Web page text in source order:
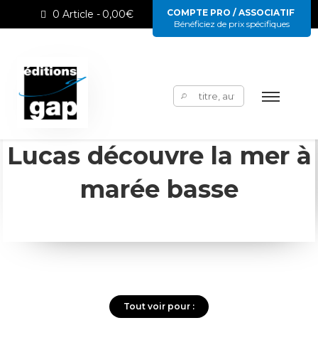
0 Article 0,00€
COMPTE PRO / ASSOCIATIF
Bénéficiez de prix spécifiques
Rechercher :
Lucas découvre la mer à
marée basse
Tout voir pour :